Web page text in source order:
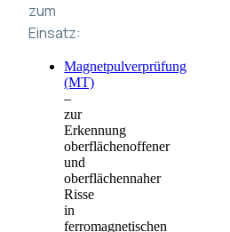
zum
Einsatz:
Magnetpulverprüfung
(MT)
–
zur
Erkennung
oberflächenoffener
und
oberflächennaher
Risse
in
ferromagnetischen